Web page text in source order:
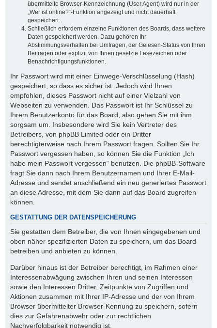
übermittelte Browser-Kennzeichnung (User Agent) wird nur in der
„Wer ist online?“-Funktion angezeigt und nicht dauerhaft
gespeichert.
Schließlich erfordern einzelne Funktionen des Boards, dass weitere
Daten gespeichert werden. Dazu gehören Ihr
Abstimmungsverhalten bei Umfragen, der Gelesen-Status von Ihren
Beiträgen oder explizit von Ihnen gesetzte Lesezeichen oder
Benachrichtigungsfunktionen.
Ihr Passwort wird mit einer Einwege-Verschlüsselung (Hash)
gespeichert, so dass es sicher ist. Jedoch wird Ihnen
empfohlen, dieses Passwort nicht auf einer Vielzahl von
Webseiten zu verwenden. Das Passwort ist Ihr Schlüssel zu
Ihrem Benutzerkonto für das Board, also gehen Sie mit ihm
sorgsam um. Insbesondere wird Sie kein Vertreter des
Betreibers, von phpBB Limited oder ein Dritter
berechtigterweise nach Ihrem Passwort fragen. Sollten Sie Ihr
Passwort vergessen haben, so können Sie die Funktion „Ich
habe mein Passwort vergessen“ benutzen. Die phpBB-Software
fragt Sie dann nach Ihrem Benutzernamen und Ihrer E-Mail-
Adresse und sendet anschließend ein neu generiertes Passwort
an diese Adresse, mit dem Sie dann auf das Board zugreifen
können.
GESTATTUNG DER DATENSPEICHERUNG
Sie gestatten dem Betreiber, die von Ihnen eingegebenen und
oben näher spezifizierten Daten zu speichern, um das Board
betreiben und anbieten zu können.
Darüber hinaus ist der Betreiber berechtigt, im Rahmen einer
Interessenabwägung zwischen Ihren und seinen Interessen
sowie den Interessen Dritter, Zeitpunkte von Zugriffen und
Aktionen zusammen mit Ihrer IP-Adresse und der von Ihrem
Browser übermittelter Browser-Kennung zu speichern, sofern
dies zur Gefahrenabwehr oder zur rechtlichen
Nachverfolgbarkeit notwendig ist.